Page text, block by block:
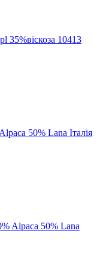
10413
50% Lana Італія
Alpaca 50% Lana